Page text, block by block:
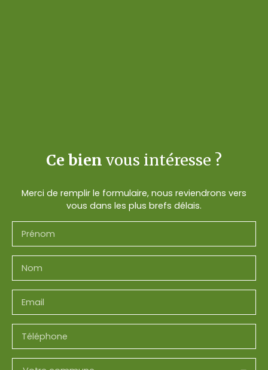
Ce bien vous intéresse ?
Merci de remplir le formulaire, nous reviendrons vers
vous dans les plus brefs délais.
Prénom
Nom
Email
Téléphone